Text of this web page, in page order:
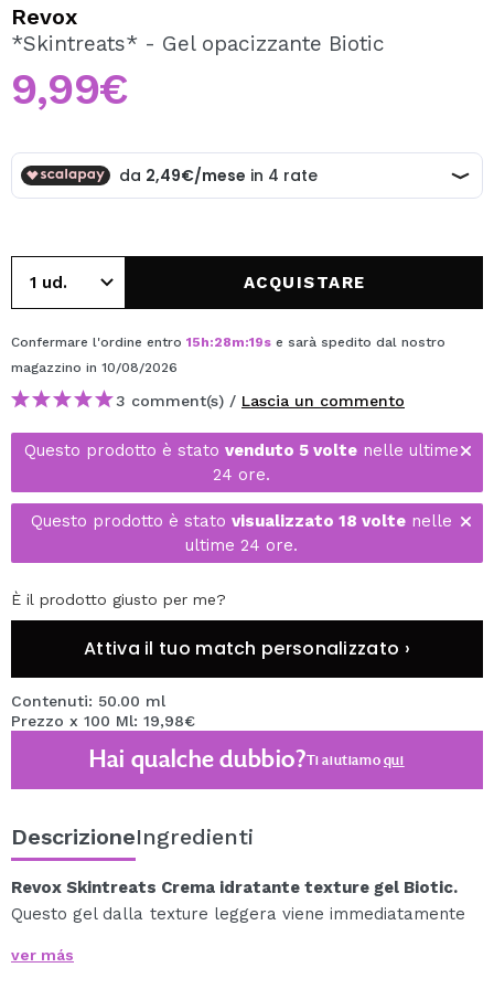
Creando un account su Maquibeauty.it potrai fare i tuoi
acquisti velocemente, controllare lo stato dei tuoi ordini e
consultare le tue operazioni precedenti.
CREARE UN ACCOUNT
Revox
*Skintreats* - Gel opacizzante Biotic
9,99€
ACQUISTARE
Confermare l'ordine entro 15h:28m:19s e sarà spedito dal nostro
magazzino in 10/08/2026
3 comment(s) / Lascia un commento
Questo prodotto è stato venduto 5 volte nelle ultime
24 ore.
Questo prodotto è stato visualizzato 18 volte nelle
ultime 24 ore.
È il prodotto giusto per me?
Attiva il tuo match personalizzato ›
Contenuti: 50.00 ml
Prezzo x 100 Ml: 19,98€
Hai qualche dubbio?Ti aiutiamoqui
DescrizioneIngredienti
Revox Skintreats Crema idratante texture gel Biotic.
Questo gel dalla texture leggera viene immediatamente
che agiscono in sinergia per nutrirla e opacizzarla.
ver más